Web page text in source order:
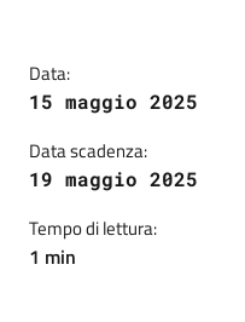
Data:
15 maggio 2025
Data scadenza:
19 maggio 2025
Tempo di lettura:
1 min